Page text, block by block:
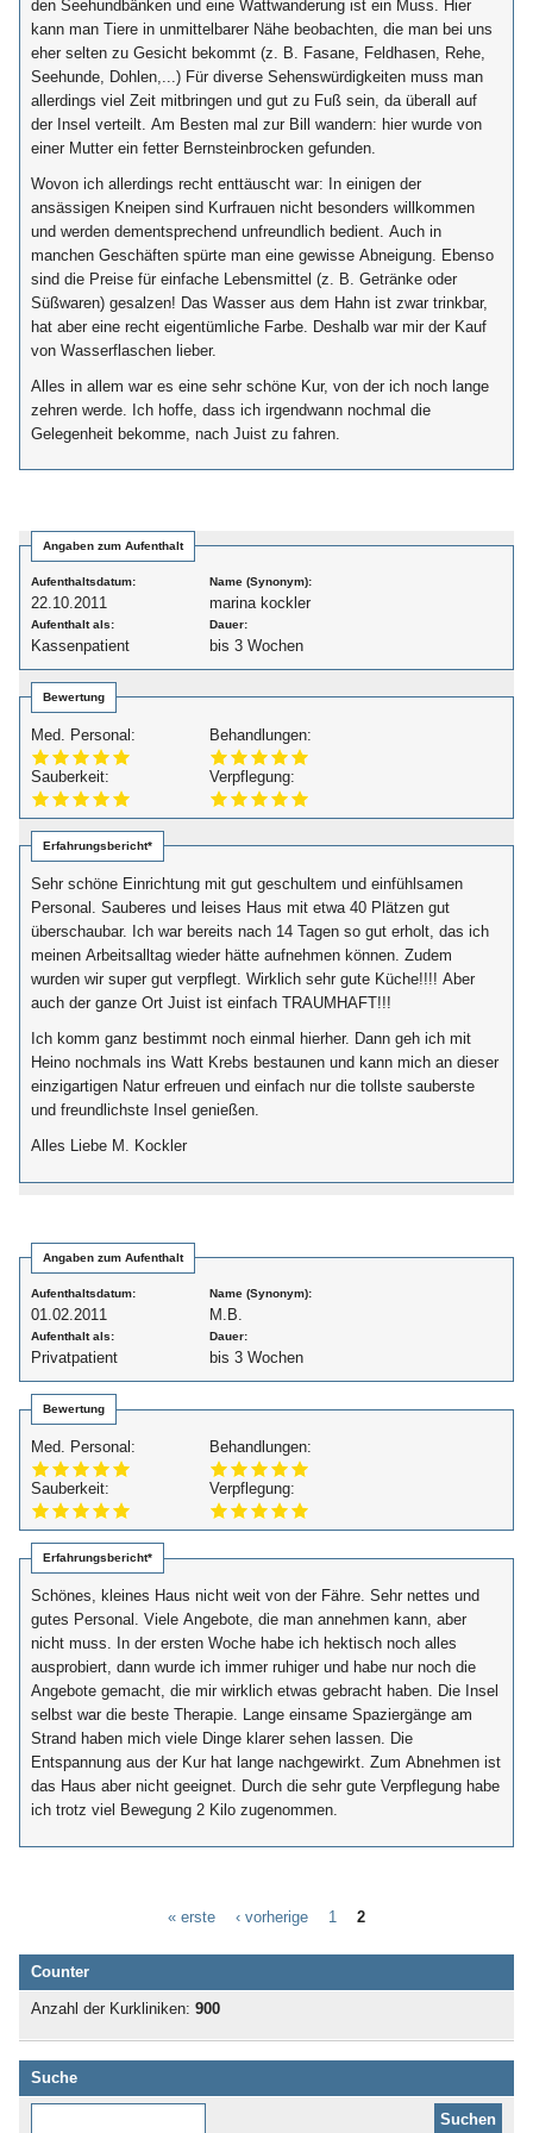
den Seehundbänken und eine Wattwanderung ist ein Muss. Hier
kann man Tiere in unmittelbarer Nähe beobachten, die man bei uns
eher selten zu Gesicht bekommt (z. B. Fasane, Feldhasen, Rehe,
Seehunde, Dohlen,...) Für diverse Sehenswürdigkeiten muss man
allerdings viel Zeit mitbringen und gut zu Fuß sein, da überall auf
der Insel verteilt. Am Besten mal zur Bill wandern: hier wurde von
einer Mutter ein fetter Bernsteinbrocken gefunden.
Wovon ich allerdings recht enttäuscht war: In einigen der
ansässigen Kneipen sind Kurfrauen nicht besonders willkommen
und werden dementsprechend unfreundlich bedient. Auch in
manchen Geschäften spürte man eine gewisse Abneigung. Ebenso
sind die Preise für einfache Lebensmittel (z. B. Getränke oder
Süßwaren) gesalzen! Das Wasser aus dem Hahn ist zwar trinkbar,
hat aber eine recht eigentümliche Farbe. Deshalb war mir der Kauf
von Wasserflaschen lieber.
Alles in allem war es eine sehr schöne Kur, von der ich noch lange
zehren werde. Ich hoffe, dass ich irgendwann nochmal die
Gelegenheit bekomme, nach Juist zu fahren.
Angaben zum Aufenthalt
Aufenthaltsdatum:
22.10.2011
Name (Synonym):
marina kockler
Aufenthalt als:
Kassenpatient
Dauer:
bis 3 Wochen
Bewertung
Med. Personal: Behandlungen:
Sauberkeit: Verpflegung:
Erfahrungsbericht*
Sehr schöne Einrichtung mit gut geschultem und einfühlsamen
Personal. Sauberes und leises Haus mit etwa 40 Plätzen gut
überschaubar. Ich war bereits nach 14 Tagen so gut erholt, das ich
meinen Arbeitsalltag wieder hätte aufnehmen können. Zudem
wurden wir super gut verpflegt. Wirklich sehr gute Küche!!!! Aber
auch der ganze Ort Juist ist einfach TRAUMHAFT!!!
Ich komm ganz bestimmt noch einmal hierher. Dann geh ich mit
Heino nochmals ins Watt Krebs bestaunen und kann mich an dieser
einzigartigen Natur erfreuen und einfach nur die tollste sauberste
und freundlichste Insel genießen.
Alles Liebe M. Kockler
Angaben zum Aufenthalt
Aufenthaltsdatum:
01.02.2011
Name (Synonym):
M.B.
Aufenthalt als:
Privatpatient
Dauer:
bis 3 Wochen
Bewertung
Med. Personal: Behandlungen:
Sauberkeit: Verpflegung:
Erfahrungsbericht*
Schönes, kleines Haus nicht weit von der Fähre. Sehr nettes und
gutes Personal. Viele Angebote, die man annehmen kann, aber
nicht muss. In der ersten Woche habe ich hektisch noch alles
ausprobiert, dann wurde ich immer ruhiger und habe nur noch die
Angebote gemacht, die mir wirklich etwas gebracht haben. Die Insel
selbst war die beste Therapie. Lange einsame Spaziergänge am
Strand haben mich viele Dinge klarer sehen lassen. Die
Entspannung aus der Kur hat lange nachgewirkt. Zum Abnehmen ist
das Haus aber nicht geeignet. Durch die sehr gute Verpflegung habe
ich trotz viel Bewegung 2 Kilo zugenommen.
« erste ‹ vorherige 1 2
Counter
Anzahl der Kurkliniken: 900
Suche